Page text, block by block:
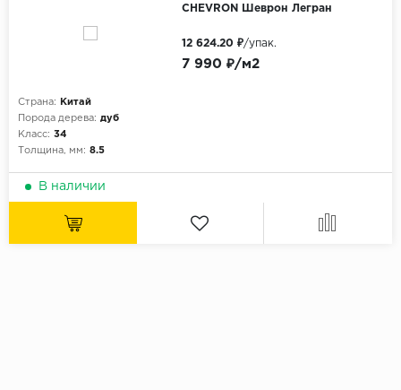
CHEVRON Шеврон Легран
Страна:
Китай
Порода дерева: дуб
Класс: 34
Толщина, мм: 8.5
7 990 ₽/м2
12 624.20 ₽/упак.
В наличии